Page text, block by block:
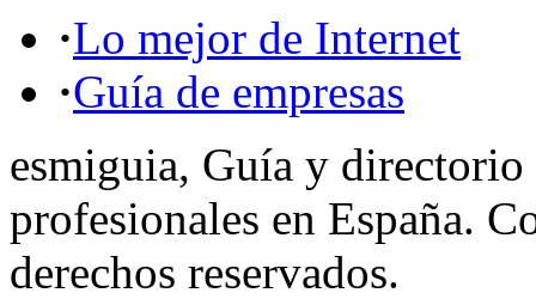
·Lo mejor de Internet
·Guía de empresas
esmiguia, Guía y directorio
profesionales en España.
derechos reservados.